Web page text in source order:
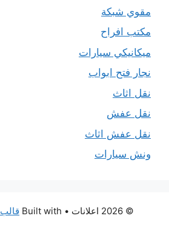
مقوي شبكة
مكتب افراح
ميكانيكي سيارات
نجار فتح ابواب
نقل اثاث
نقل عفش
نقل عفش اثاث
ونش سيارات
© 2026 اعلانات • Built with قالب GeneratePress